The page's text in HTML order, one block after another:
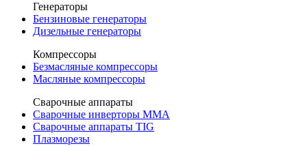
Генераторы
Бензиновые генераторы
Дизельные генераторы
Компрессоры
Безмасляные компрессоры
Масляные компрессоры
Сварочные аппараты
Сварочные инверторы MMA
Сварочные аппараты TIG
Плазморезы